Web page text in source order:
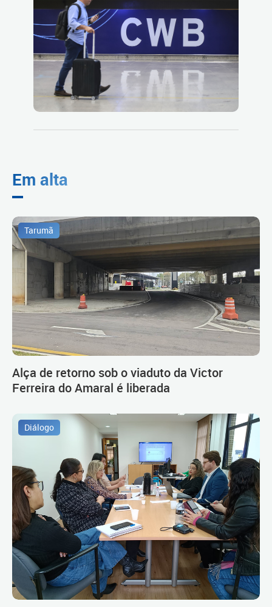
Em alta
Tarumã
Alça de retorno sob o viaduto da Victor
Ferreira do Amaral é liberada
Diálogo